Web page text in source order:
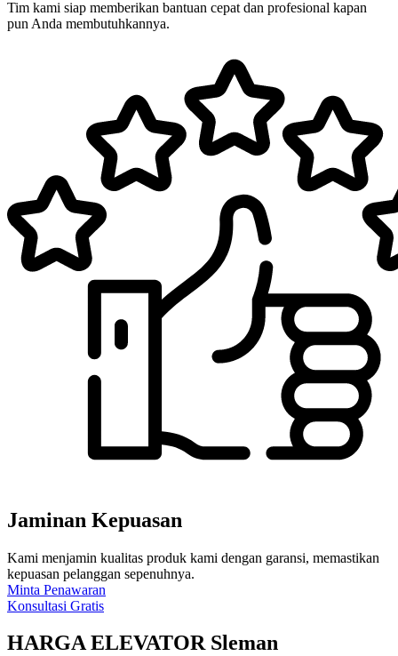
Tim kami siap memberikan bantuan cepat dan profesional kapan
pun Anda membutuhkannya.
Jaminan Kepuasan
Kami menjamin kualitas produk kami dengan garansi, memastikan
kepuasan pelanggan sepenuhnya.
Minta Penawaran
Konsultasi Gratis
HARGA ELEVATOR Sleman